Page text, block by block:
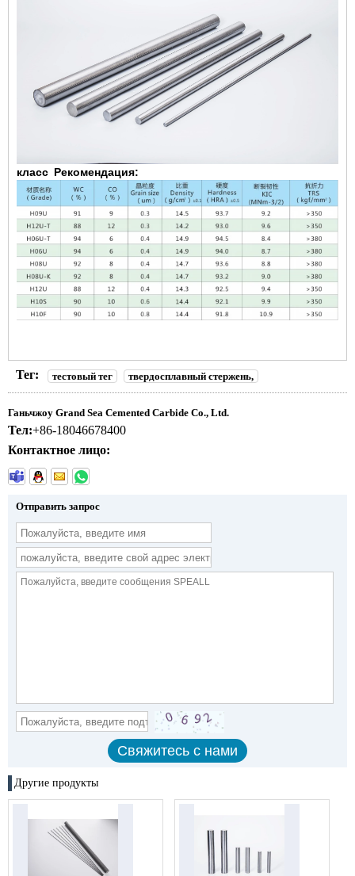
класс Рекомендация:
Тег: тестовый тег твердосплавный стержень,
Ганьчжоу Grand Sea Cemented Carbide Co., Ltd.
Тел:+86-18046678400
Контактное лицо:
Отправить запрос
Другие продукты